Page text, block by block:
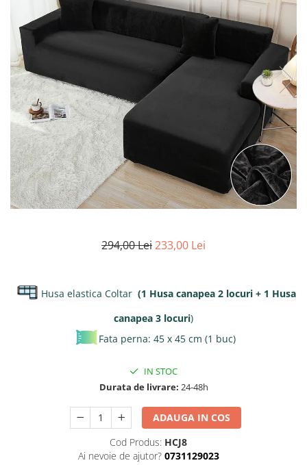
Lenjerii de pat Bumbac 100%
Lenjerii de pat Cocolino
Lenjerii de pat Finet + 2 Draperii
Lenjerii de pat Saten 4 piese cu
elastic
294,00 Lei233,00 Lei
Husa elastica Coltar (1 Husa canapea 2 locuri + 1 Husa
canapea 3 locuri)
Fata perna: 45 x 45 cm (1 buc)
IN STOC
Durata de livrare: 24-48h
ADAUGA IN COS
Cod Produs: HCJ8
Ai nevoie de ajutor? 0731129023